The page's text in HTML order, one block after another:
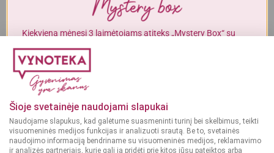
Šioje svetainėje naudojami slapukai
Naudojame slapukus, kad galėtume suasmeninti turinį bei skelbimus, teikti
visuomeninės medijos funkcijas ir analizuoti srautą. Be to, svetainės
naudojimo informaciją bendriname su visuomeninės medijos, reklamavimo
ir analizės partneriais, kurie gali ją pridėti prie kitos jūsų pateiktos arba
Alkoholinius gėrimus gali įsigyti tik asmenys, kuriems yra
kaip 20 metų
Pranešimai 2016-06-21
Joninės jau visai ne už kalnų
Kiekvieną mėnesį 3 laimėtojams atiteks „Mystery Box“ su
gurmaniškais „Vynoteka“ produktais.